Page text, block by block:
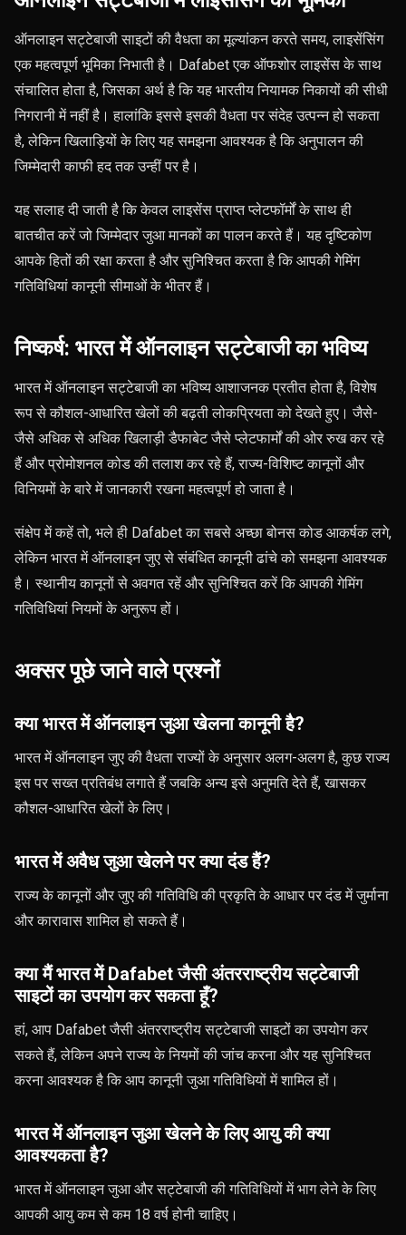
ऑनलाइन सट्टेबाजी साइटों की वैधता का मूल्यांकन करते समय, लाइसेंसिंग
एक महत्वपूर्ण भूमिका निभाती है। Dafabet एक ऑफशोर लाइसेंस के साथ
संचालित होता है, जिसका अर्थ है कि यह भारतीय नियामक निकायों की सीधी
निगरानी में नहीं है। हालांकि इससे इसकी वैधता पर संदेह उत्पन्न हो सकता
है, लेकिन खिलाड़ियों के लिए यह समझना आवश्यक है कि अनुपालन की
जिम्मेदारी काफी हद तक उन्हीं पर है।
यह सलाह दी जाती है कि केवल लाइसेंस प्राप्त प्लेटफॉर्मों के साथ ही
बातचीत करें जो जिम्मेदार जुआ मानकों का पालन करते हैं। यह दृष्टिकोण
आपके हितों की रक्षा करता है और सुनिश्चित करता है कि आपकी गेमिंग
गतिविधियां कानूनी सीमाओं के भीतर हैं।
निष्कर्ष: भारत में ऑनलाइन सट्टेबाजी का भविष्य
भारत में ऑनलाइन सट्टेबाजी का भविष्य आशाजनक प्रतीत होता है, विशेष
रूप से कौशल-आधारित खेलों की बढ़ती लोकप्रियता को देखते हुए। जैसे-
जैसे अधिक से अधिक खिलाड़ी डैफाबेट जैसे प्लेटफार्मों की ओर रुख कर रहे
हैं और प्रोमोशनल कोड की तलाश कर रहे हैं, राज्य-विशिष्ट कानूनों और
विनियमों के बारे में जानकारी रखना महत्वपूर्ण हो जाता है।
संक्षेप में कहें तो, भले ही Dafabet का सबसे अच्छा बोनस कोड आकर्षक लगे,
लेकिन भारत में ऑनलाइन जुए से संबंधित कानूनी ढांचे को समझना आवश्यक
है। स्थानीय कानूनों से अवगत रहें और सुनिश्चित करें कि आपकी गेमिंग
गतिविधियां नियमों के अनुरूप हों।
अक्सर पूछे जाने वाले प्रश्नों
क्या भारत में ऑनलाइन जुआ खेलना कानूनी है?
भारत में ऑनलाइन जुए की वैधता राज्यों के अनुसार अलग-अलग है, कुछ राज्य
इस पर सख्त प्रतिबंध लगाते हैं जबकि अन्य इसे अनुमति देते हैं, खासकर
कौशल-आधारित खेलों के लिए।
भारत में अवैध जुआ खेलने पर क्या दंड हैं?
राज्य के कानूनों और जुए की गतिविधि की प्रकृति के आधार पर दंड में जुर्माना
और कारावास शामिल हो सकते हैं।
क्या मैं भारत में Dafabet जैसी अंतरराष्ट्रीय सट्टेबाजी
साइटों का उपयोग कर सकता हूँ?
हां, आप Dafabet जैसी अंतरराष्ट्रीय सट्टेबाजी साइटों का उपयोग कर
सकते हैं, लेकिन अपने राज्य के नियमों की जांच करना और यह सुनिश्चित
करना आवश्यक है कि आप कानूनी जुआ गतिविधियों में शामिल हों।
भारत में ऑनलाइन जुआ खेलने के लिए आयु की क्या
आवश्यकता है?
भारत में ऑनलाइन जुआ और सट्टेबाजी की गतिविधियों में भाग लेने के लिए
आपकी आयु कम से कम 18 वर्ष होनी चाहिए।